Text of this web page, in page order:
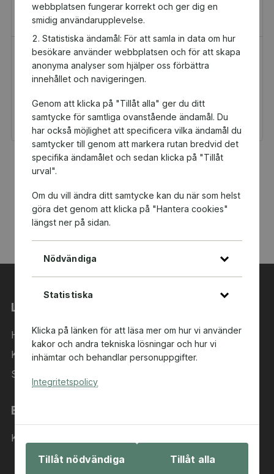
webbplatsen fungerar korrekt och ger dig en
smidig användarupplevelse.
Statistiska ändamål: För att samla in data om hur
besökare använder webbplatsen och för att skapa
anonyma analyser som hjälper oss förbättra
innehållet och navigeringen.
Genom att klicka på "Tillåt alla" ger du ditt
samtycke för samtliga ovanstående ändamål. Du
har också möjlighet att specificera vilka ändamål du
samtycker till genom att markera rutan bredvid det
specifika ändamålet och sedan klicka på "Tillåt
urval".
Om du vill ändra ditt samtycke kan du när som helst
göra det genom att klicka på "Hantera cookies"
längst ner på sidan.
Nödvändiga
Statistiska
Klicka på länken för att läsa mer om hur vi använder
kakor och andra tekniska lösningar och hur vi
inhämtar och behandlar personuppgifter.
Integritetspolicy
Tillåt nödvändiga Tillåt alla
H&M Presentkort
Presentkort
Du och Lunds Civila RF
får 5 kr tillbaka
Golfamore
Presentkort
Du och Lunds Civila RF
får 29,75 kr tillbaka
Länkar
Hem
Kategorier
Sök i sortimentet
Behöver du hjälp?
Kontakta oss